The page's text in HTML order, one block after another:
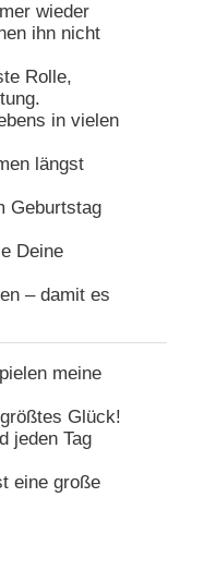
wieder
ihn nicht
Rolle,
in vielen
längst
Geburtstag
Deine
– damit es
meine
Glück!
jeden Tag
eine große